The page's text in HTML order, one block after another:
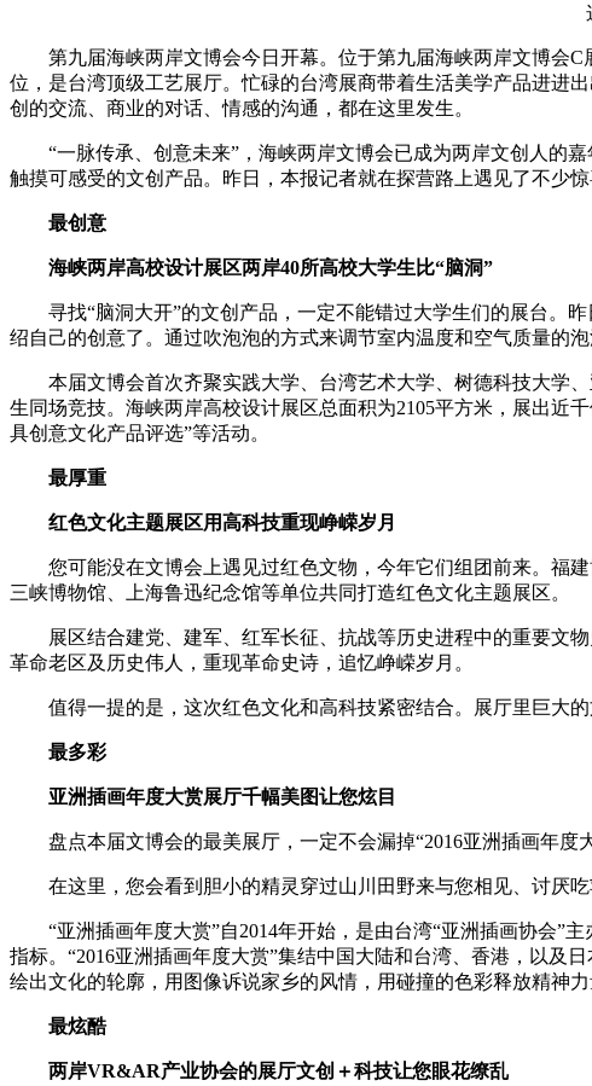
第九届海峡两岸文博会今日开幕。位于第九届海峡两岸文博会C
位，是台湾顶级工艺展厅。忙碌的台湾展商带着生活美学产品进进
创的交流、商业的对话、情感的沟通，都在这里发生。
“一脉传承、创意未来”，海峡两岸文博会已成为两岸文创人的嘉
触摸可感受的文创产品。昨日，本报记者就在探营路上遇见了不少惊
最创意
海峡两岸高校设计展区两岸40所高校大学生比“脑洞”
寻找“脑洞大开”的文创产品，一定不能错过大学生们的展台。昨
绍自己的创意了。通过吹泡泡的方式来调节室内温度和空气质量的
本届文博会首次齐聚实践大学、台湾艺术大学、树德科技大学、
生同场竞技。海峡两岸高校设计展区总面积为2105平方米，展出近
具创意文化产品评选”等活动。
最厚重
红色文化主题展区用高科技重现峥嵘岁月
您可能没在文博会上遇见过红色文物，今年它们组团前来。福建
三峡博物馆、上海鲁迅纪念馆等单位共同打造红色文化主题展区。
展区结合建党、建军、红军长征、抗战等历史进程中的重要文物
革命老区及历史伟人，重现革命史诗，追忆峥嵘岁月。
值得一提的是，这次红色文化和高科技紧密结合。展厅里巨大的
最多彩
亚洲插画年度大赏展厅千幅美图让您炫目
盘点本届文博会的最美展厅，一定不会漏掉“2016亚洲插画年度
在这里，您会看到胆小的精灵穿过山川田野来与您相见、讨厌吃
“亚洲插画年度大赏”自2014年开始，是由台湾“亚洲插画协会”主
指标。“2016亚洲插画年度大赏”集结中国大陆和台湾、香港，以及
绘出文化的轮廓，用图像诉说家乡的风情，用碰撞的色彩释放精神
最炫酷
两岸VR&AR产业协会的展厅文创＋科技让您眼花缭乱